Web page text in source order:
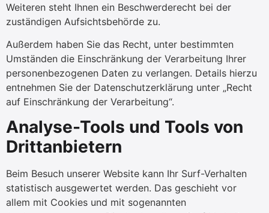
Weiteren steht Ihnen ein Beschwerderecht bei der
zuständigen Aufsichtsbehörde zu.
Außerdem haben Sie das Recht, unter bestimmten
Umständen die Einschränkung der Verarbeitung Ihrer
personenbezogenen Daten zu verlangen. Details hierzu
entnehmen Sie der Datenschutzerklärung unter „Recht
auf Einschränkung der Verarbeitung“.
Analyse-Tools und Tools von
Drittanbietern
Beim Besuch unserer Website kann Ihr Surf-Verhalten
statistisch ausgewertet werden. Das geschieht vor
allem mit Cookies und mit sogenannten